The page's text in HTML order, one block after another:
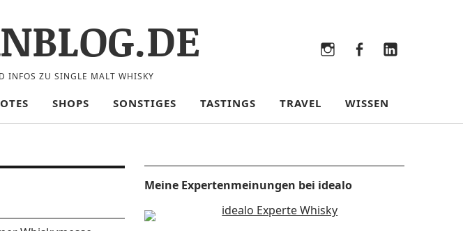
INFOS ZU SINGLE MALT WHISKY
SHOPS SONSTIGES TASTINGS TRAVEL WISSEN
Meine Expertenmeinungen bei idealo